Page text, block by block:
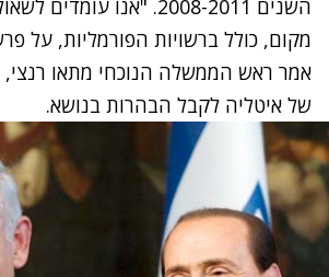
השנים 2008-2011. "אנו
מקום, כולל ברשויות הפורמליות, על
אמר ראש הממשלה הנוכחי מתאו
של איטליה לקבל הבהרות בנושא.